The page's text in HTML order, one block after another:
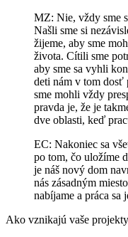
MZ: Nie, vždy sme
Našli sme si
žijeme, aby sme
života. Cítili sme
aby sme sa vyhli
deti nám v tom dosť
sme mohli vždy
pravda je, že je
dve oblasti, keď
EC: Nakoniec sa
po tom, čo uložíme
je náš nový dom
nás zásadným
nabíjame a práca sa
Ako vznikajú vaše